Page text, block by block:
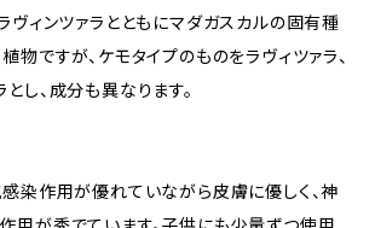
ヴィンツァラとともにマダガスカルの固有種
物ですが、ケモタイプのものをラヴィツァラ、
し、成分も異なります。
感染作用が優れていながら皮膚に優しく、神